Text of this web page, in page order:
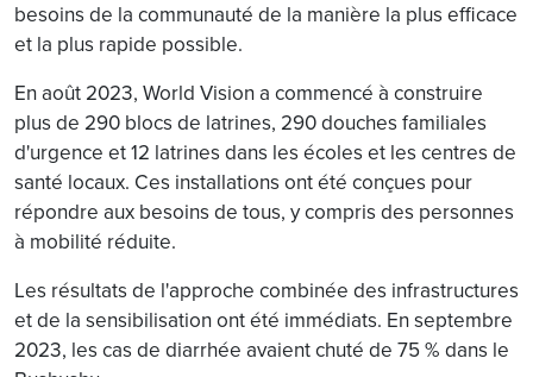
besoins de la communauté de la manière la plus efficace
et la plus rapide possible.
En août 2023, World Vision a commencé à construire
plus de 290 blocs de latrines, 290 douches familiales
d'urgence et 12 latrines dans les écoles et les centres de
santé locaux. Ces installations ont été conçues pour
répondre aux besoins de tous, y compris des personnes
à mobilité réduite.
Les résultats de l'approche combinée des infrastructures
et de la sensibilisation ont été immédiats. En septembre
2023, les cas de diarrhée avaient chuté de 75 % dans le